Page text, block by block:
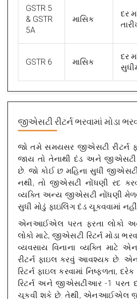
GSTR 5
& GSTR
5A
માસિક
દર
GSTR 6 માસિક
દર
જીએસટી રીટર્ન ભરવામાં મોડા
જો તમે સમયસર જીએસટી રીટર્ન
જાય તો તેનાથી દંડ અને
છે. જો કોઈ છ મહિના સુધી
નથી, તો જીએસટી નોંધણી રદ
વ્યક્તિ અન્ય જીએસટી નોંધણી
સુધી મોડું ફાઇલિંગ દંડ ચૂકવવામાં
એનઆઈએલ પરત ફરતા લોકો અને
લોકો માટે, જીએસટી રિટર્ન મોડા
વ્યવસાય વિનાના વ્યક્તિ
રીટર્ન ફાઇલ કરવું આવશ્યક છે.
રિટર્ન ફાઇલ કરવામાં નિષ્ફળતા,
રિટર્ન અને જીએસટીઆર -1 પરત
ચૂકવી શકે છે. તેથી, એનઆઈએલ